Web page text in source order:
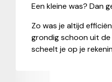
Een kleine was? Dan
Zo was je altijd
grondig schoon uit
scheelt je op je